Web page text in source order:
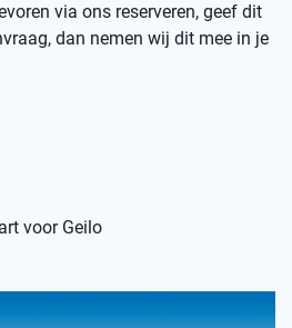
via ons reserveren, geef dit
dan nemen wij dit mee in je
voor Geilo